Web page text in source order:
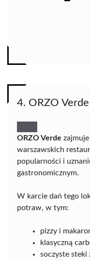
4. ORZO Verde
ORZO Verde
warszawskich
popularności i
gastronomicznym.
W karcie dań tego
potraw, w tym:
pizzy i
klasyczną
soczyste steki